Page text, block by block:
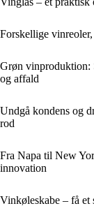
Forskellige
Grøn vinproduktion:
og affald
Undgå kondens og
rod
Fra Napa til New
innovation
Vinkøleskabe – få